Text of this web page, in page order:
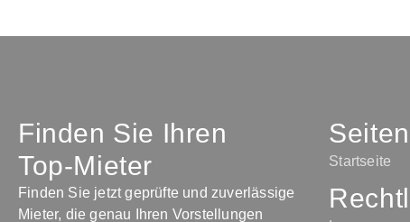
Finden Sie Ihren
Top-Mieter
Finden Sie jetzt geprüfte und zuverlässige
Mieter, die genau Ihren Vorstellungen
Seiten
Startseite